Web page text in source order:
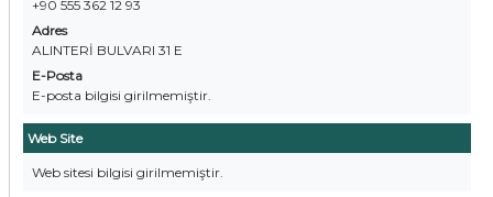
+90 555 362 12 93
Adres
ALINTERİ BULVARI 31 E
E-Posta
E-posta bilgisi girilmemiştir.
Web Site
Web sitesi bilgisi girilmemiştir.